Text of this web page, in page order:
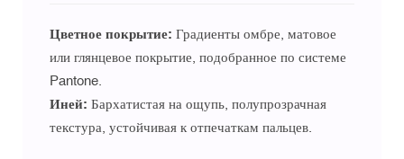
Цветное покрытие: Градиенты омбре, матовое
или глянцевое покрытие, подобранное по системе
Pantone.
Иней: Бархатистая на ощупь, полупрозрачная
текстура, устойчивая к отпечаткам пальцев.